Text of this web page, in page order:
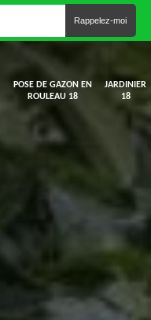
POSE DE GAZON EN
ROULEAU 18
JARDINIER
18